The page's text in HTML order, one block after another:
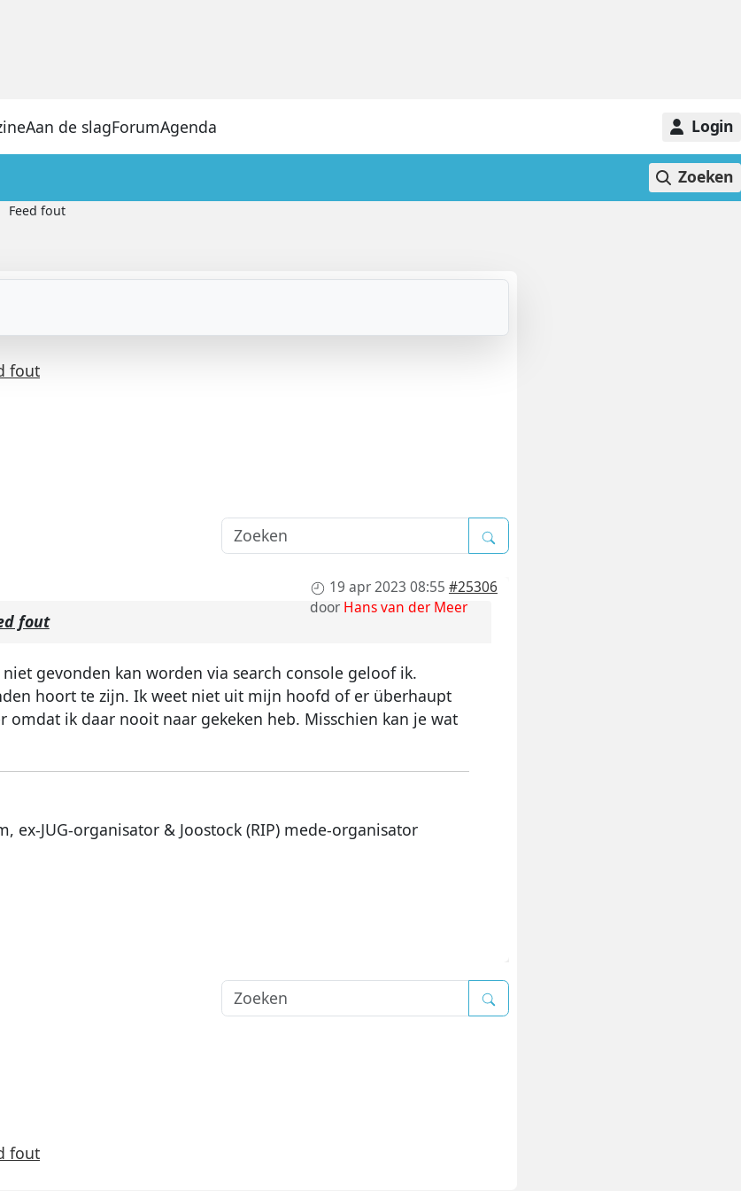
Aan de slagForumAgenda Login
Zoeken
Feed fout
fout
19 apr 2023 08:55 #25306
doorHans van der Meer
fout
gevonden kan worden via search console geloof ik.
hoort te zijn. Ik weet niet uit mijn hoofd of er überhaupt
omdat ik daar nooit naar gekeken heb. Misschien kan je wat
ex-JUG-organisator & Joostock (RIP) mede-organisator
fout